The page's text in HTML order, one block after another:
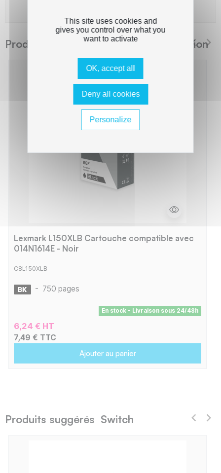
Produits suggérés The Premium Solution
Lexmark L150XLB Cartouche compatible avec
014N1614E - Noir
C8L150XLB
- 750 pages
En stock - Livraison sous 24/48h
6,24 € HT
7,49 € TTC
Ajouter au panier
Produits suggérés Switch
This site uses cookies and
gives you control over what you
want to activate
OK, accept all
Deny all cookies
Personalize